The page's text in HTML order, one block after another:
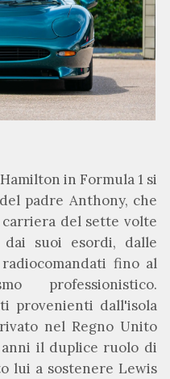
in Formula 1 si
padre Anthony, che
del sette volte
suoi esordi, dalle
fino al
professionistico.
provenienti dall'isola
nel Regno Unito
il duplice ruolo di
lui a sostenere Lewis